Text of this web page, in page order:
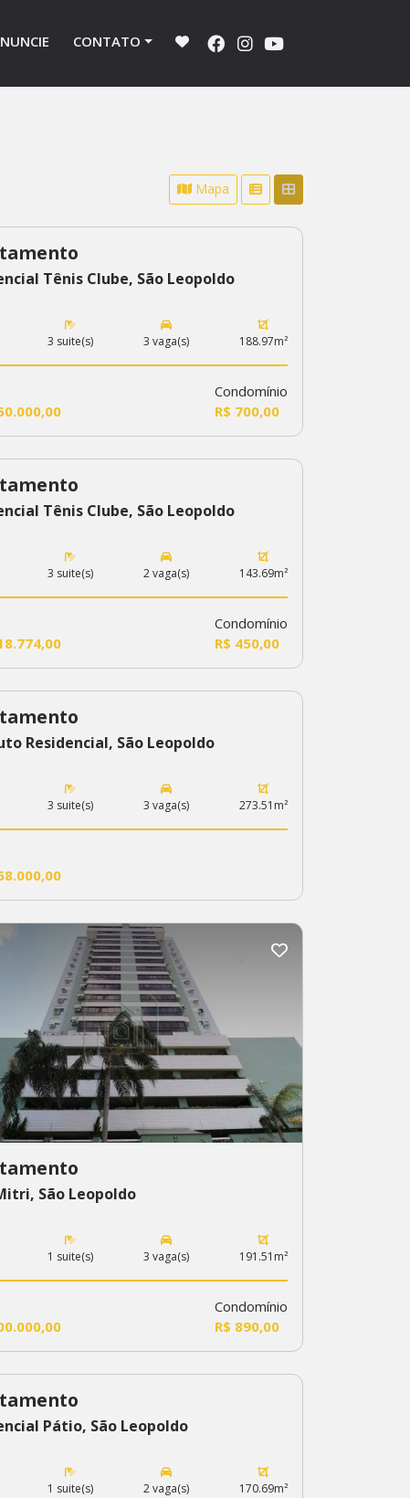
CONTATO
Mapa
Tênis Clube, São Leopoldo
3 suite(s) 3 vaga(s) 188.97m²
Condomínio
R$ 700,00
Tênis Clube, São Leopoldo
3 suite(s) 2 vaga(s) 143.69m²
Condomínio
R$ 450,00
Residencial, São Leopoldo
3 suite(s) 3 vaga(s) 273.51m²
São Leopoldo
1 suite(s) 3 vaga(s) 191.51m²
Condomínio
R$ 890,00
Pátio, São Leopoldo
1 suite(s) 2 vaga(s) 170.69m²